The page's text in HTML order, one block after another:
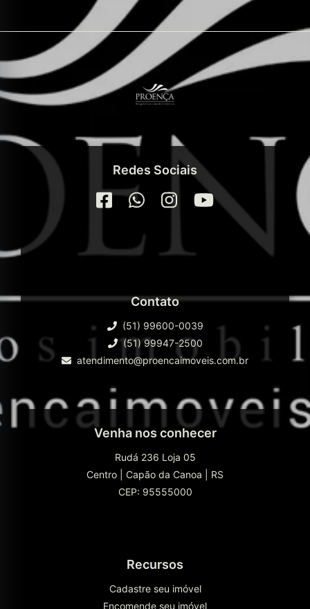
Redes Sociais
Contato
(51) 99600-0039
(51) 99947-2500
atendimento@proencaimoveis.com.br
Venha nos conhecer
Rudá 236 Loja 05
Centro
Capão da Canoa
RS
CEP: 95555000
Recursos
Cadastre seu imóvel
Encomende seu imóvel